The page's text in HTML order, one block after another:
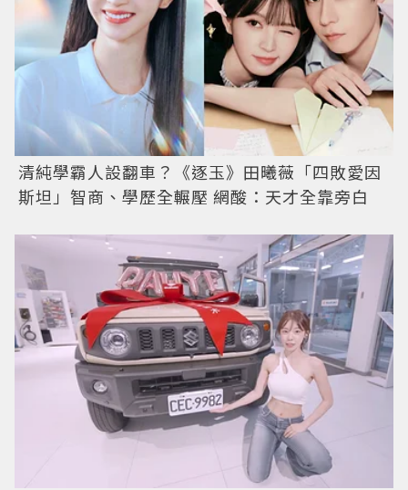
清純學霸人設翻車？《逐玉》田曦薇「四敗愛因
斯坦」智商、學歷全輾壓 網酸：天才全靠旁白